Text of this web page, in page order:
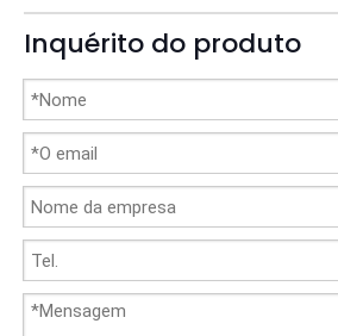
Inquérito do produto